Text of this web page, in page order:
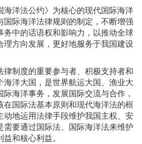
海洋法公约》为核心的现代国际海洋
国际海洋法律规则的制定，不断增强
务中的话语权和影响力，以推动全球
理方向发展，更好地服务于我国建设
律制度的重要参与者、积极支持者和
海洋大国，是世界航运大国、渔业大
海洋事务，发展国际交流与合作，
在国际法基本原则和现代海洋法的框
动地运用法律手段维护我国主权、安
需要通过国际法、国际海洋法来维护
和核心利益。